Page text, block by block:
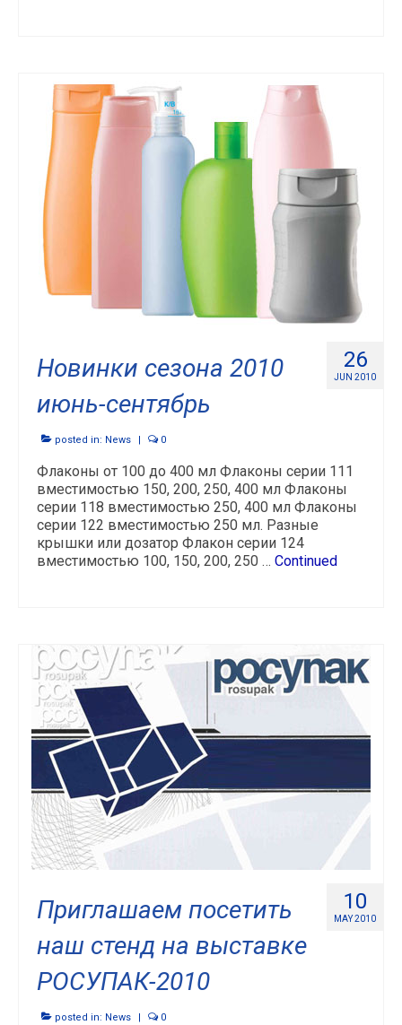
26
JUN 2010
Новинки сезона 2010
июнь-сентябрь
posted in: News 0
Флаконы от 100 до 400 мл Флаконы серии 111
вместимостью 150, 200, 250, 400 мл Флаконы
серии 118 вместимостью 250, 400 мл Флаконы
серии 122 вместимостью 250 мл. Разные
крышки или дозатор Флакон серии 124
вместимостью 100, 150, 200, 250 … Continued
10
MAY 2010
Приглашаем посетить
наш стенд на выставке
РОСУПАК-2010
posted in: News 0